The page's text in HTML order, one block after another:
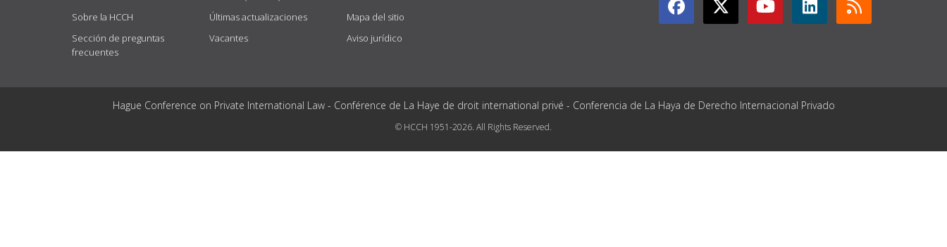
Sobre la HCCH
Sección de preguntas
frecuentes
Últimas actualizaciones
Vacantes
Mapa del sitio
Aviso jurídico
Hague Conference on Private International Law - Conférence de La Haye de droit international privé - Conferencia de La Haya de Derecho Internacional Privado
© HCCH 1951-2026. All Rights Reserved.